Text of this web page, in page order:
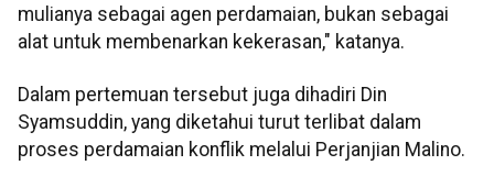
mulianya sebagai agen perdamaian, bukan sebagai
alat untuk membenarkan kekerasan," katanya.
Dalam pertemuan tersebut juga dihadiri Din
Syamsuddin, yang diketahui turut terlibat dalam
proses perdamaian konflik melalui Perjanjian Malino.